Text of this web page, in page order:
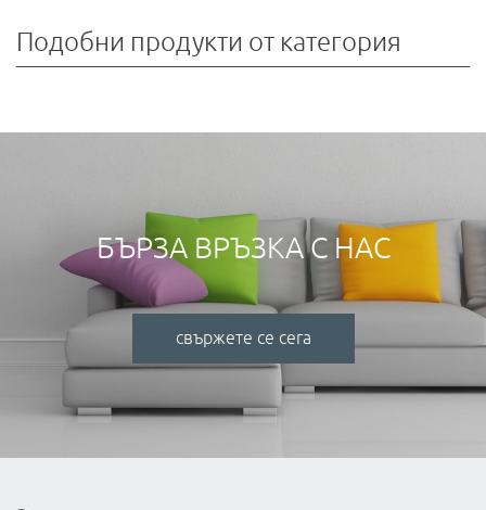
Подобни продукти от категория
БЪРЗА ВРЪЗКА С НАС
свържете се сега